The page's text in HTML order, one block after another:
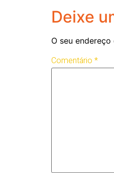
Deixe
O seu
Comentário *